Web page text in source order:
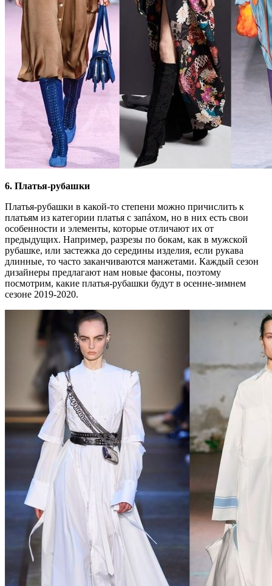
6. Платья-рубашки
Платья-рубашки в какой-то степени можно причислить к
платьям из категории платья с запáхом, но в них есть свои
особенности и элементы, которые отличают их от
предыдущих. Например, разрезы по бокам, как в мужской
рубашке, или застежка до середины изделия, если рукава
длинные, то часто заканчиваются манжетами. Каждый сезон
дизайнеры предлагают нам новые фасоны, поэтому
посмотрим, какие платья-рубашки будут в осенне-зимнем
сезоне 2019-2020.